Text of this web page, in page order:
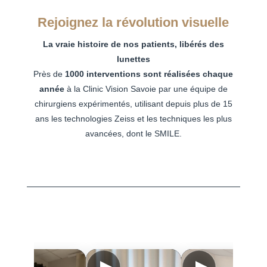
Rejoignez la révolution visuelle
La vraie histoire de nos patients, libérés des
lunettes
Près de 1000 interventions sont réalisées chaque
annéeà la Clinic Vision Savoie par une équipe de
chirurgiens expérimentés, utilisant depuis plus de 15
ans les technologies Zeiss et les techniques les plus
avancées, dont le SMILE.